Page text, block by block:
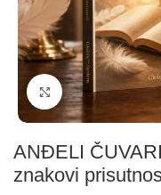
Klikni za
ANĐELI
znakovi